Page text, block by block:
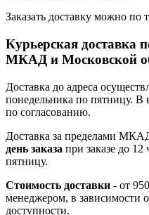
Заказать доставку можно по
Курьерская доставка
МКАД и Московской
Доставка до адреса
понедельника по пятницу.
по согласованию.
Доставка за пределами
день заказа при заказе до 12
пятницу.
Стоимость доставки - от
менеджером, в зависимости
доступности.